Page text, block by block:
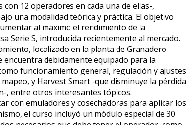
12 operadores en cada una de ellas-,
una modalidad teórica y práctica. El objetivo
al máximo el rendimiento de la
Serie S, introducida recientemente al mercado.
localizado en la planta de Granadero
debidamente equipado para la
funcionamiento general, regulación y ajustes
y Harvest Smart -que disminuye la pérdida
, entre otros interesantes tópicos.
con emuladores y cosechadoras para aplicar los
el curso incluyó un módulo especial de 30